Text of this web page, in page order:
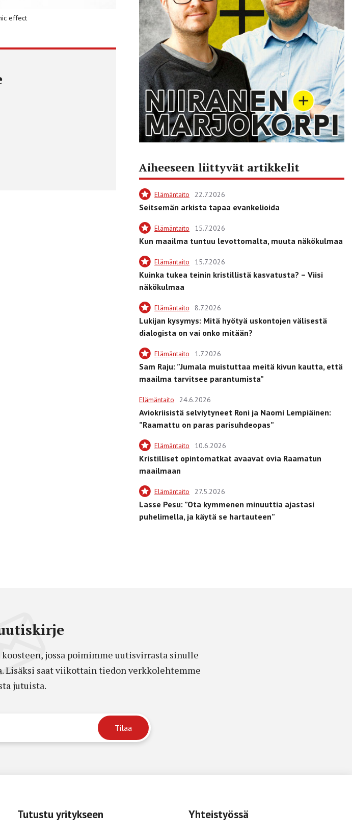
effect
Aiheeseen liittyvät artikkelit
Elämäntaito 22.7.2026
Seitsemän arkista tapaa evankelioida
Elämäntaito 15.7.2026
Kun maailma tuntuu levottomalta, muuta näkökulmaa
Elämäntaito 15.7.2026
Kuinka tukea teinin kristillistä kasvatusta? – Viisi
näkökulmaa
Elämäntaito 8.7.2026
Lukijan kysymys: Mitä hyötyä uskontojen välisestä
dialogista on vai onko mitään?
Elämäntaito 1.7.2026
Sam Raju: ”Jumala muistuttaa meitä kivun kautta, että
maailma tarvitsee parantumista”
Elämäntaito 24.6.2026
Aviokriisistä selviytyneet Roni ja Naomi Lempiäinen:
”Raamattu on paras parisuhdeopas”
Elämäntaito 10.6.2026
Kristilliset opintomatkat avaavat ovia Raamatun
maailmaan
Elämäntaito 27.5.2026
Lasse Pesu: ”Ota kymmenen minuuttia ajastasi
puhelimella, ja käytä se hartauteen”
jossa poimimme uutisvirrasta sinulle
Lisäksi saat viikottain tiedon verkkolehtemme
jutuista.
Tutustu yritykseen Yhteistyössä